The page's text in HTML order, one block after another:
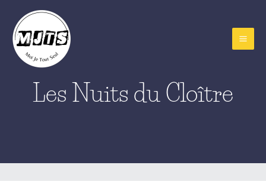
contenu
Les Nuits du Cloître